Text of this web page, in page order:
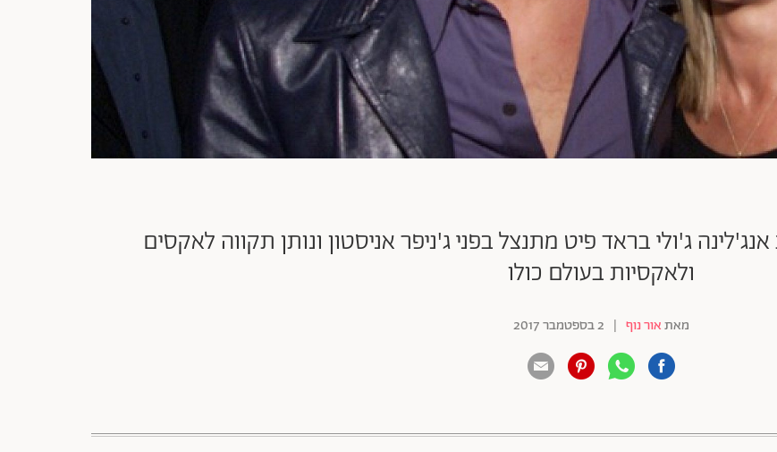
ג'ולי בראד פיט מתנצל בפני ג'ניפר אניסטון ונותן תקווה לאקסים
ולאקסיות בעולם כולו
מאתאור נוף | 2 בספטמבר 2017